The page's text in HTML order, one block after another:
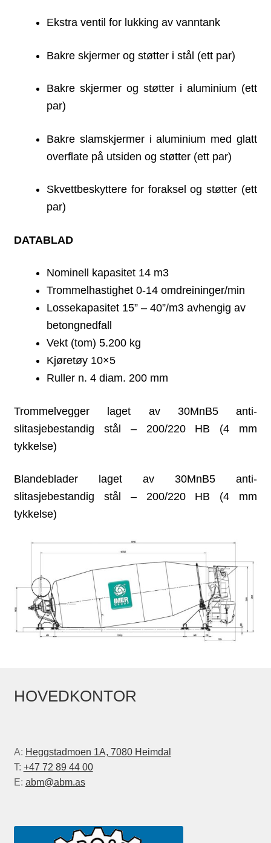
Ekstra ventil for lukking av vanntank
Bakre skjermer og støtter i stål (ett par)
Bakre skjermer og støtter i aluminium (ett
par)
Bakre slamskjermer i aluminium med glatt
overflate på utsiden og støtter (ett par)
Skvettbeskyttere for foraksel og støtter (ett
par)
DATABLAD
Nominell kapasitet 14 m3
Trommelhastighet 0-14 omdreininger/min
Lossekapasitet 15” – 40”/m3 avhengig av
betongnedfall
Vekt (tom) 5.200 kg
Kjøretøy 10×5
Ruller n. 4 diam. 200 mm
Trommelvegger laget av 30MnB5 anti-
slitasjebestandig stål – 200/220 HB (4 mm
tykkelse)
Blandeblader laget av 30MnB5 anti-
slitasjebestandig stål – 200/220 HB (4 mm
tykkelse)
HOVEDKONTOR
A: Heggstadmoen 1A, 7080 Heimdal
T: +47 72 89 44 00
E: abm@abm.as